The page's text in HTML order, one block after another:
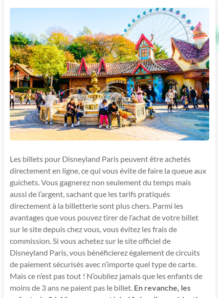
Les billets pour Disneyland Paris peuvent être achetés
directement en ligne, ce qui vous évite de faire la queue aux
guichets. Vous gagnerez non seulement du temps mais
aussi de l’argent, sachant que les tarifs pratiqués
directement à la billetterie sont plus chers. Parmi les
avantages que vous pouvez tirer de l’achat de votre billet
sur le site depuis chez vous, vous évitez les frais de
commission. Si vous achetez sur le site officiel de
Disneyland Paris, vous bénéficierez également de circuits
de paiement sécurisés avec n’importe quel type de carte.
Mais ce n’est pas tout ! N’oubliez jamais que les enfants de
moins de 3 ans ne paient pas le billet. En revanche, les